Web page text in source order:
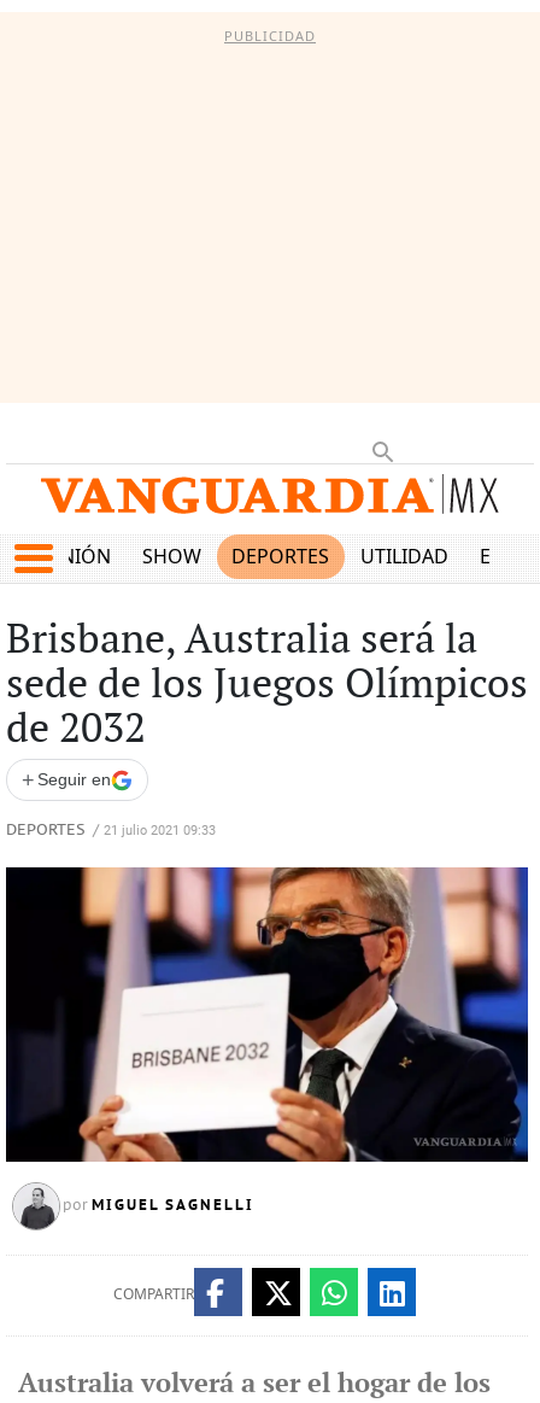
PUBLICIDAD
OPINIÓN SHOW DEPORTES UTILIDAD
Brisbane, Australia será la
sede de los Juegos Olímpicos
de 2032
+ Seguir en
DEPORTES / 21 julio 2021 09:33
por MIGUEL SAGNELLI
COMPARTIR
Australia volverá a ser el hogar de los